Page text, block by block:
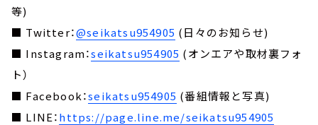
等)
■ Twitter：@seikatsu954905 (日々のお知らせ)
■ Instagram：seikatsu954905 (オンエアや取材裏フォ
ト）
■ Facebook：seikatsu954905 (番組情報と写真)
■ LINE：https://page.line.me/seikatsu954905